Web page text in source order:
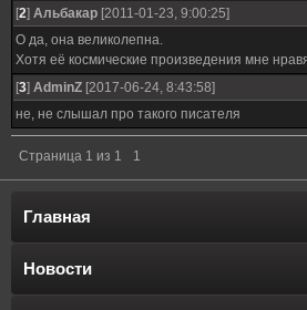
[2] Альбакар [2011-01-23, 9:00:25]
О да, она великолепна.
Хотя её космические произведения мне
[3] AdminZ [2017-06-24, 8:43:58]
не, не слышал про такого писателя
Страница 1 из 1 1
Главная
Новости